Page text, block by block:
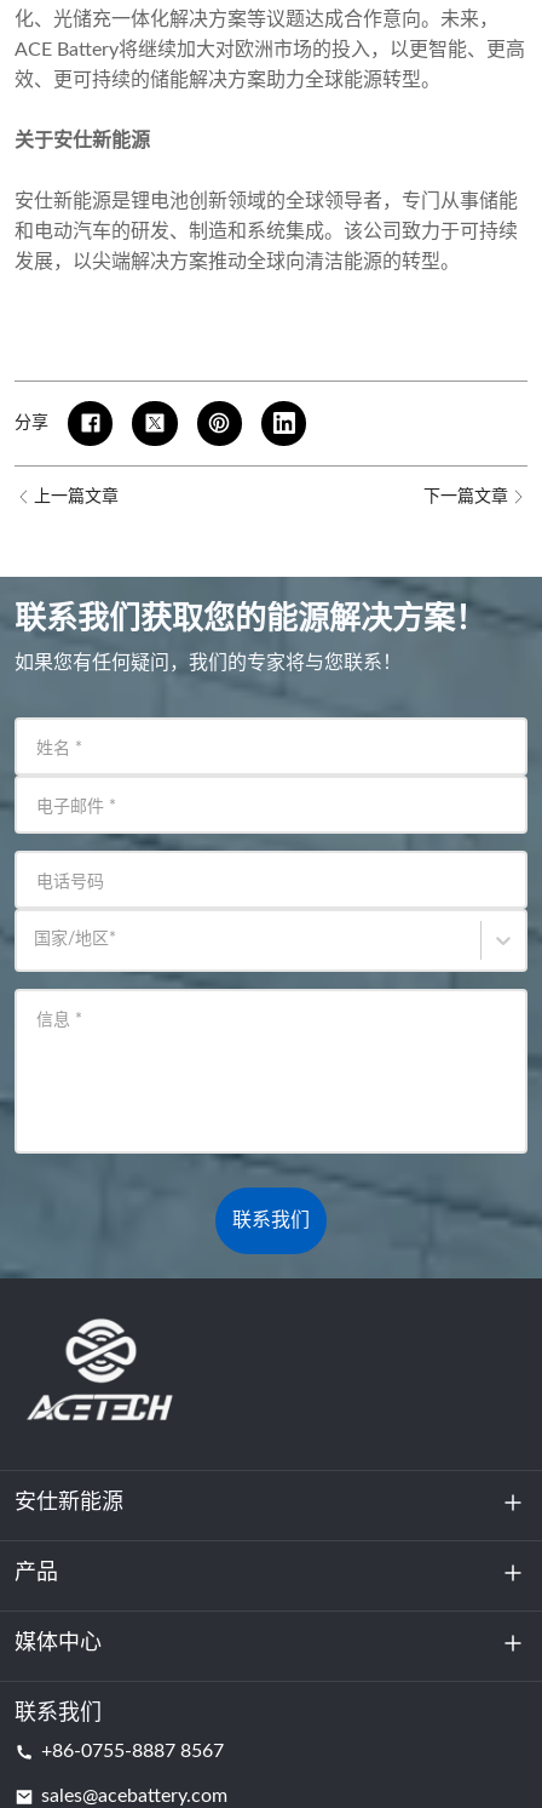
化、光储充一体化解决方案等议题达成合作意向。未来，
ACE Battery将继续加大对欧洲市场的投入，以更智能、更高
效、更可持续的储能解决方案助力全球能源转型。
关于安仕新能源
安仕新能源是锂电池创新领域的全球领导者，专门从事储能
和电动汽车的研发、制造和系统集成。该公司致力于可持续
发展，以尖端解决方案推动全球向清洁能源的转型。
分享
上一篇文章 下一篇文章
联系我们获取您的能源解决方案！
如果您有任何疑问，我们的专家将与您联系！
姓名 *
电子邮件 *
电话号码
国家/地区 *
信息 *
联系我们
安仕新能源
关于我们
可持续发展
产品
储能
数据中心和服务器机房
媒体中心
新闻与活动
联系我们
+86-0755-8887 8567
sales@acebattery.com